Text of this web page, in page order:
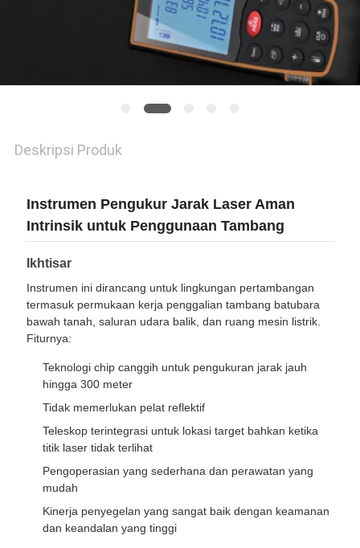
Deskripsi Produk
Instrumen Pengukur Jarak Laser Aman
Intrinsik untuk Penggunaan Tambang
Ikhtisar
Instrumen ini dirancang untuk lingkungan pertambangan
termasuk permukaan kerja penggalian tambang batubara
bawah tanah, saluran udara balik, dan ruang mesin listrik.
Fiturnya:
Teknologi chip canggih untuk pengukuran jarak jauh
hingga 300 meter
Tidak memerlukan pelat reflektif
Teleskop terintegrasi untuk lokasi target bahkan ketika
titik laser tidak terlihat
Pengoperasian yang sederhana dan perawatan yang
mudah
Kinerja penyegelan yang sangat baik dengan keamanan
dan keandalan yang tinggi